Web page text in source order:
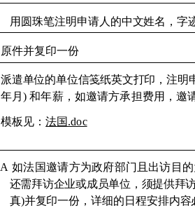
用圆珠笔注明申请人的中文姓名，字
原件并复印一份
派遣单位的单位信笺纸英文打印，注明
年月) 和年薪，如邀请方承担费用，邀
模板见：法国.doc
A 如法国邀请方为政府部门且出访目
还需拜访企业或成员单位，须提供拜
真)并复印一份，详细的日程安排内容